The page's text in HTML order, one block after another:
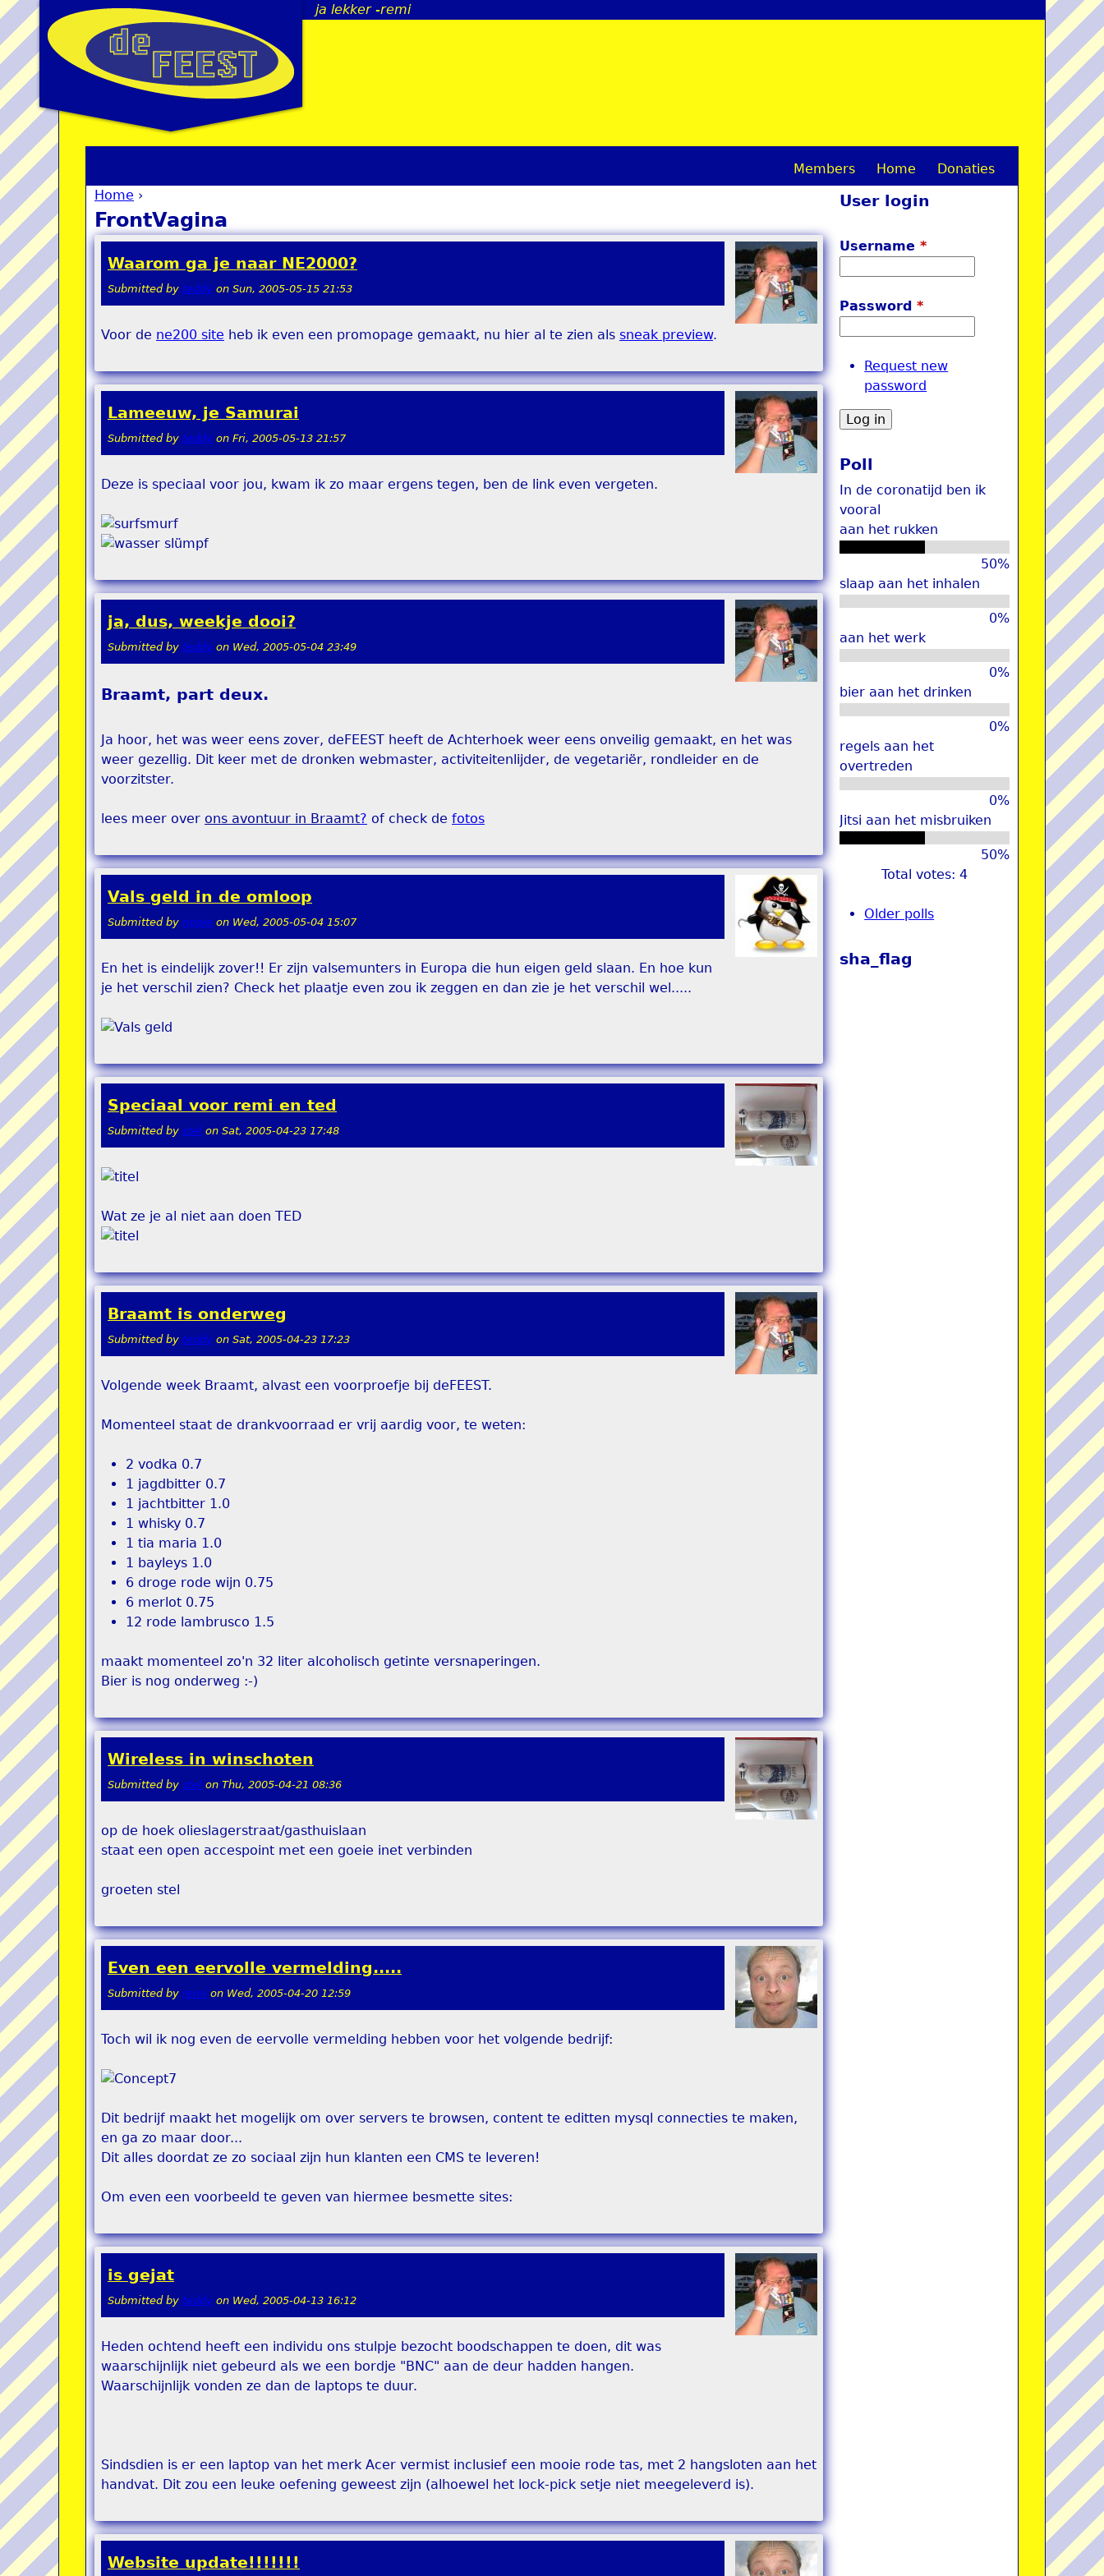
ja lekker -remi
You are here
Home ›
FrontVagina
Waarom ga je naar NE2000?
Submitted by teddy on Sun, 2005-05-15 21:53
Voor de ne200 site heb ik even een promopage gemaakt, nu hier al te zien als sneak preview.
Lameeuw, je Samurai
Submitted by teddy on Fri, 2005-05-13 21:57
Deze is speciaal voor jou, kwam ik zo maar ergens tegen, ben de link even vergeten.
ja, dus, weekje dooi?
Submitted by teddy on Wed, 2005-05-04 23:49
Braamt, part deux.
Ja hoor, het was weer eens zover, deFEEST heeft de Achterhoek weer eens onveilig gemaakt, en het was
weer gezellig. Dit keer met de dronken webmaster, activiteitenlijder, de vegetariër, rondleider en de
voorzitster.
lees meer over ons avontuur in Braamt? of check de fotos
Vals geld in de omloop
Submitted by rippie on Wed, 2005-05-04 15:07
En het is eindelijk zover!! Er zijn valsemunters in Europa die hun eigen geld slaan. En hoe kun
je het verschil zien? Check het plaatje even zou ik zeggen en dan zie je het verschil wel.....
Speciaal voor remi en ted
Submitted by stel on Sat, 2005-04-23 17:48
Wat ze je al niet aan doen TED
Braamt is onderweg
Submitted by teddy on Sat, 2005-04-23 17:23
Volgende week Braamt, alvast een voorproefje bij deFEEST.
Momenteel staat de drankvoorraad er vrij aardig voor, te weten:
2 vodka 0.7
1 jagdbitter 0.7
1 jachtbitter 1.0
1 whisky 0.7
1 tia maria 1.0
1 bayleys 1.0
6 droge rode wijn 0.75
6 merlot 0.75
12 rode lambrusco 1.5
maakt momenteel zo'n 32 liter alcoholisch getinte versnaperingen.
Bier is nog onderweg :-)
Wireless in winschoten
Submitted by stel on Thu, 2005-04-21 08:36
op de hoek olieslagerstraat/gasthuislaan
staat een open accespoint met een goeie inet verbinden
groeten stel
Even een eervolle vermelding.....
Submitted by remi on Wed, 2005-04-20 12:59
Toch wil ik nog even de eervolle vermelding hebben voor het volgende bedrijf:
Dit bedrijf maakt het mogelijk om over servers te browsen, content te editten mysql connecties te maken,
en ga zo maar door...
Dit alles doordat ze zo sociaal zijn hun klanten een CMS te leveren!
Om even een voorbeeld te geven van hiermee besmette sites:
is gejat
Submitted by teddy on Wed, 2005-04-13 16:12
Heden ochtend heeft een individu ons stulpje bezocht boodschappen te doen, dit was
waarschijnlijk niet gebeurd als we een bordje "BNC" aan de deur hadden hangen.
Waarschijnlijk vonden ze dan de laptops te duur.
Sindsdien is er een laptop van het merk Acer vermist inclusief een mooie rode tas, met 2 hangsloten aan het
handvat. Dit zou een leuke oefening geweest zijn (alhoewel het lock-pick setje niet meegeleverd is).
Website update!!!!!!!
M
i
n
m
u
Members Home Donaties
User login
Username*
Password*
Request new
password
Poll
In de coronatijd ben ik
vooral
aan het rukken
50%
slaap aan het inhalen
0%
aan het werk
0%
bier aan het drinken
0%
regels aan het
overtreden
0%
Jitsi aan het misbruiken
50%
Total votes: 4
Older polls
sha_flag